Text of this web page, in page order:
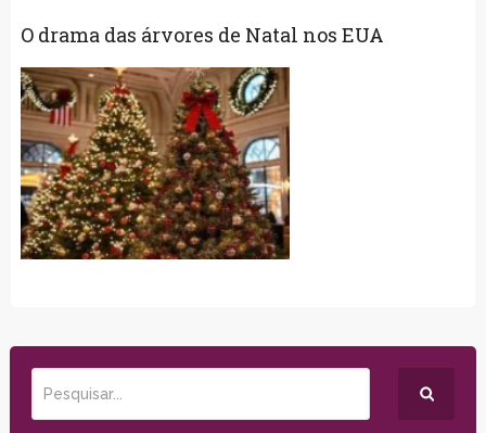
O drama das árvores de Natal nos EUA